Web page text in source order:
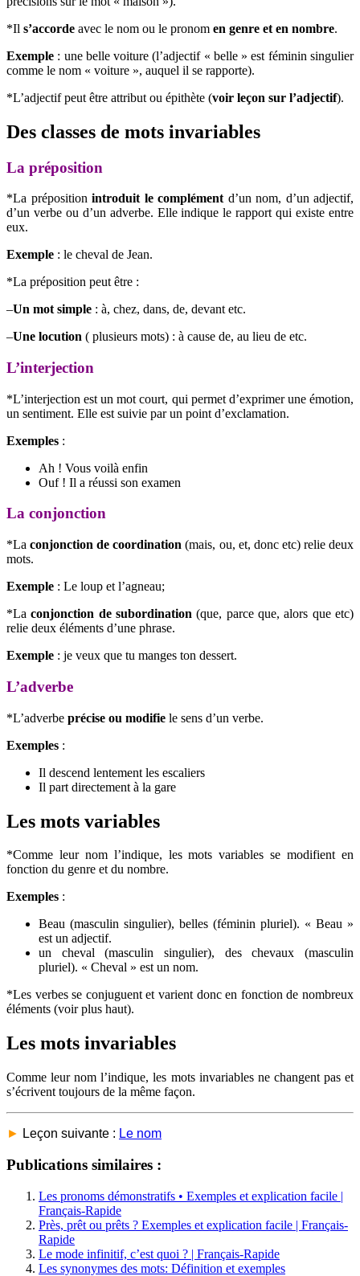
*Il s’accorde avec le nom ou le pronom en genre et en nombre.
Exemple : une belle voiture (l’adjectif « belle » est féminin singulier
comme le nom « voiture », auquel il se rapporte).
*L’adjectif peut être attribut ou épithète (voir leçon sur l’adjectif).
Des classes de mots invariables
La préposition
*La préposition introduit le complément d’un nom, d’un adjectif,
d’un verbe ou d’un adverbe. Elle indique le rapport qui existe entre
eux.
Exemple : le cheval de Jean.
*La préposition peut être :
–Un mot simple : à, chez, dans, de, devant etc.
–Une locution ( plusieurs mots) : à cause de, au lieu de etc.
L’interjection
*L’interjection est un mot court, qui permet d’exprimer une émotion,
un sentiment. Elle est suivie par un point d’exclamation.
Exemples :
Ah ! Vous voilà enfin
Ouf ! Il a réussi son examen
La conjonction
*Laconjonction de coordination (mais, ou, et, donc etc) relie deux
mots.
Exemple : Le loup et l’agneau;
*Laconjonction de subordination (que, parce que, alors que etc)
relie deux éléments d’une phrase.
Exemple : je veux que tu manges ton dessert.
L’adverbe
*L’adverbe précise ou modifie le sens d’un verbe.
Exemples :
Il descend lentement les escaliers
Il part directement à la gare
Les mots variables
*Comme leur nom l’indique, les mots variables se modifient en
fonction du genre et du nombre.
Exemples :
Beau (masculin singulier), belles (féminin pluriel). « Beau »
est un adjectif.
un cheval (masculin singulier), des chevaux (masculin
pluriel). « Cheval » est un nom.
*Les verbes se conjuguent et varient donc en fonction de nombreux
éléments (voir plus haut).
Les mots invariables
Comme leur nom l’indique, les mots invariables ne changent pas et
s’écrivent toujours de la même façon.
► Leçon suivante : Le nom
Publications similaires :
Les pronoms démonstratifs • Exemples et explication facile |
Français-Rapide
Près, prêt ou prêts ? Exemples et explication facile | Français-
Rapide
Le mode infinitif, c’est quoi ? | Français-Rapide
Les synonymes des mots: Définition et exemples